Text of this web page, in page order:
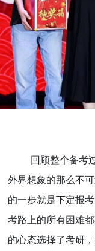
回顾整个备考
外界想象的那么不
的一步就是下定报
考路上的所有困难
的心态选择了考研